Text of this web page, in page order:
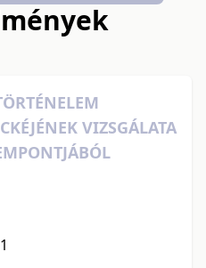
VIZSGÁLATA